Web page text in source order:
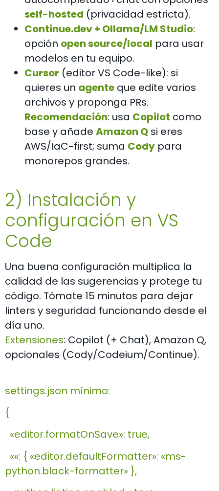
self-hosted (privacidad estricta).
Continue.dev + Ollama/LM Studio:
opción open source/local para usar
modelos en tu equipo.
Cursor (editor VS Code-like): si
quieres un agente que edite varios
archivos y proponga PRs.
Recomendación: usa Copilot como
base y añade Amazon Q si eres
AWS/IaC-first; suma Cody para
monorepos grandes.
2) Instalación y
configuración en VS
Code
Una buena configuración multiplica la
calidad de las sugerencias y protege tu
código. Tómate 15 minutos para dejar
linters y seguridad funcionando desde el
día uno.
Extensiones: Copilot (+ Chat), Amazon Q,
opcionales (Cody/Codeium/Continue).
settings.json mínimo:
{
«editor.formatOnSave»: true,
««: { «editor.defaultFormatter»: «ms-
python.black-formatter» },